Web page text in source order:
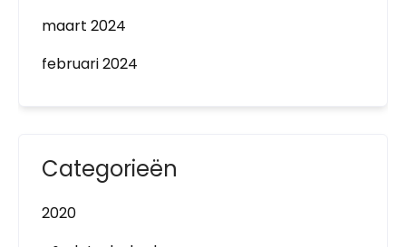
maart 2024
februari 2024
Categorieën
2020